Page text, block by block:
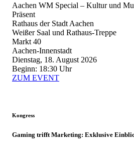
Aachen WM Special – Kultur und
Präsent
Rathaus der Stadt Aachen
Weißer Saal und Rathaus-Treppe
Markt 40
Aachen-Innenstadt
Dienstag, 18. August 2026
Beginn: 18:30 Uhr
ZUM EVENT
Kongress
Gaming trifft Marketing: Exklusive